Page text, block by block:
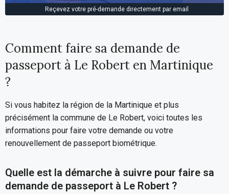
Reçevez votre pré-demande directement par email
Comment faire sa demande de
passeport à Le Robert en Martinique
?
Si vous habitez la région de la Martinique et plus
précisément la commune de Le Robert, voici toutes les
informations pour faire votre demande ou votre
renouvellement de passeport biométrique.
Quelle est la démarche à suivre pour faire sa
demande de passeport à Le Robert ?